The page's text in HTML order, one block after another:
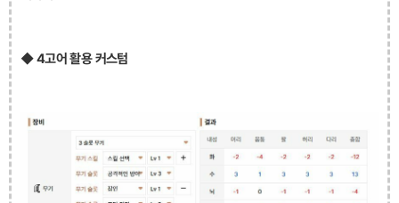
◆ 4고어 활용 커스텀